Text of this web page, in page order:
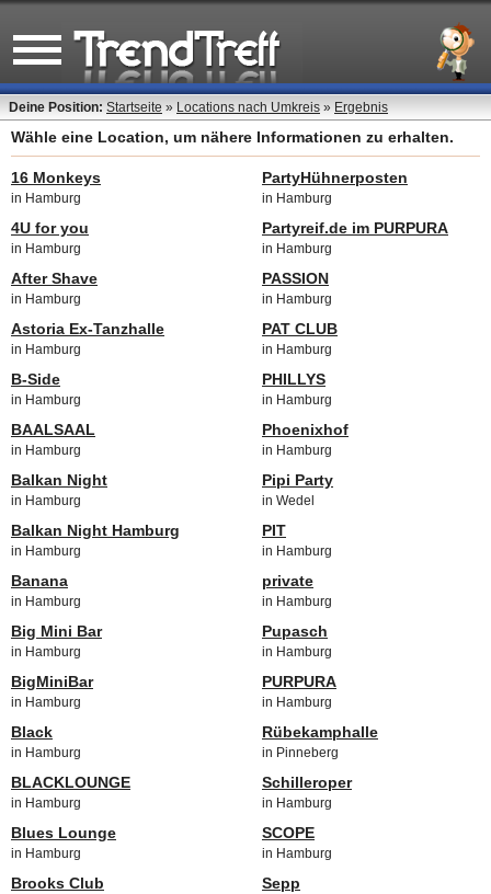
Deine Position: Startseite » Locations nach Umkreis » Ergebnis
Wähle eine Location, um nähere Informationen zu erhalten.
16 Monkeys
in Hamburg
4U for you
in Hamburg
After Shave
in Hamburg
Astoria Ex-Tanzhalle
in Hamburg
B-Side
in Hamburg
BAALSAAL
in Hamburg
Balkan Night
in Hamburg
Balkan Night Hamburg
in Hamburg
Banana
in Hamburg
Big Mini Bar
in Hamburg
BigMiniBar
in Hamburg
Black
in Hamburg
BLACKLOUNGE
in Hamburg
Blues Lounge
in Hamburg
Brooks Club
PartyHühnerposten
in Hamburg
Partyreif.de im PURPURA
in Hamburg
PASSION
in Hamburg
PAT CLUB
in Hamburg
PHILLYS
in Hamburg
Phoenixhof
in Hamburg
Pipi Party
in Wedel
PIT
in Hamburg
private
in Hamburg
Pupasch
in Hamburg
PURPURA
in Hamburg
Rübekamphalle
in Pinneberg
Schilleroper
in Hamburg
SCOPE
in Hamburg
Sepp